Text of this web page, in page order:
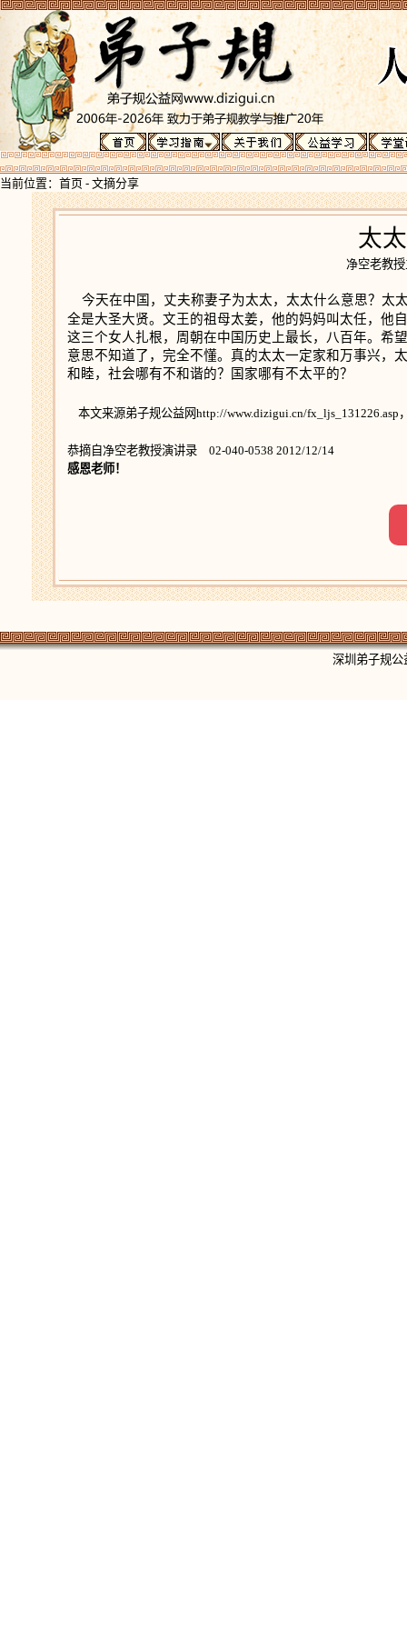
当前位置： 首页 - 文摘分享
太
净空老教
今天在中国，丈夫称妻子为太太，太太什么意思？太
全是大圣大贤。文王的祖母太姜，他的妈妈叫太任，他
这三个女人扎根，周朝在中国历史上最长，八百年。希
意思不知道了，完全不懂。真的太太一定家和万事兴，
和睦，社会哪有不和谐的？国家哪有不太平的？
本文来源弟子规公益网http://www.dizigui.cn/fx_ljs_131226.asp
恭摘自净空老教授演讲录 02-040-0538 2012/12/14
感恩老师！
深圳弟子规